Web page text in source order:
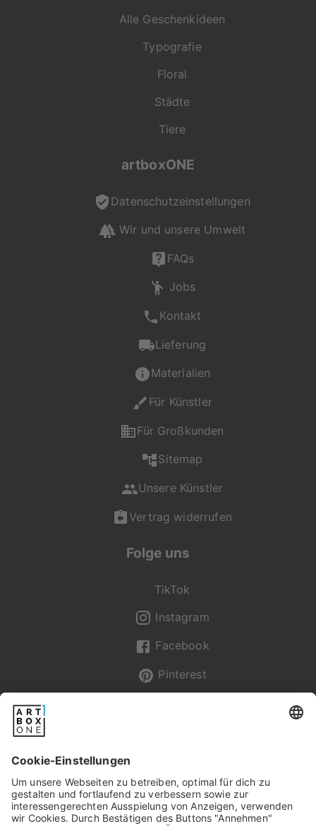
Alle Geschenkideen
Typografie
Floral
Städte
Tiere
artboxONE
Datenschutzeinstellungen
Wir und unsere Umwelt
FAQs
Jobs
Kontakt
Lieferung
Materialien
Für Künstler
Für Großkunden
Sitemap
Unsere Künstler
Vertrag widerrufen
Folge uns
TikTok
Instagram
Facebook
Pinterest
Pixum